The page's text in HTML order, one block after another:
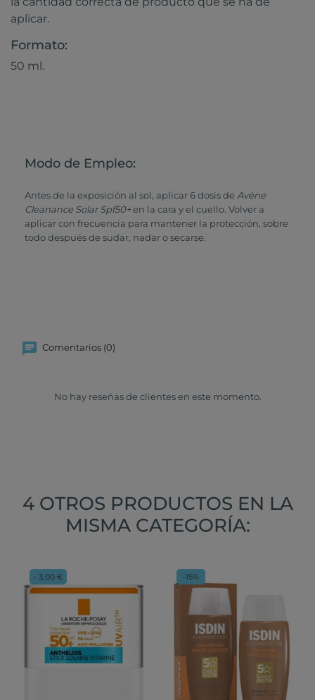
aplicar.
Formato:
50 ml.
Modo de Empleo:
Antes de la exposición al sol, aplicar 6 dosis de Avène
Cleanance Solar Spf50+en la cara y el cuello. Volver a
aplicar con frecuencia para mantener la protección, sobre
todo después de sudar, nadar o secarse.
Comentarios (0)
No hay reseñas de clientes en este momento.
4 OTROS PRODUCTOS EN LA
MISMA CATEGORÍA:
- 3,00 € -15%